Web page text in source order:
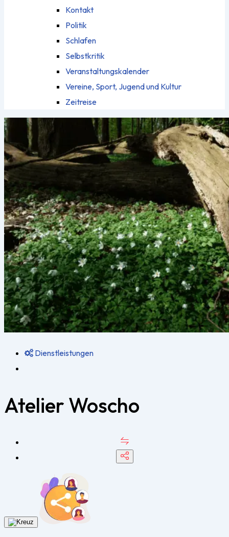
Kontakt
Politik
Schlafen
Selbstkritik
Veranstaltungskalender
Vereine, Sport, Jugend und Kultur
Zeitreise
Dienstleistungen
Atelier Woscho